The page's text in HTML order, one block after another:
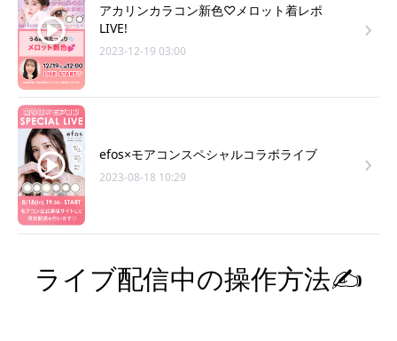
アカリンカラコン新色♡メロット着レポ
LIVE!
2023-12-19 03:00
efos×モアコンスペシャルコラボライブ
2023-08-18 10:29
ライブ配信中の操作方法✍️